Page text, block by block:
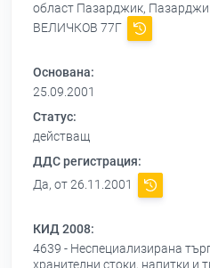
област Пазарджик,
ВЕЛИЧКОВ 77Г
Основана:
25.09.2001
Статус:
действащ
ДДС регистрация:
Да, от 26.11.2001
КИД 2008:
4639 - Неспециализирана
хранителни стоки, напитки и